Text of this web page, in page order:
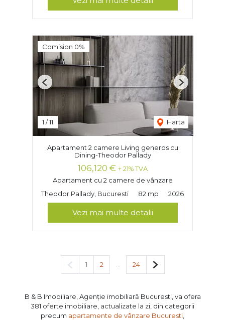
Comision 0%
1 /11 Harta
Previous Next
Apartament 2 camere Living generos cu
Dining-Theodor Pallady
106,120 € + 21% TVA
Apartament cu 2 camere de vânzare
Theodor Pallady, Bucuresti
82 mp 2026
Vezi mai multe detalii
Pagina anterioară
1 2 24 Pagina următoare
B & B Imobiliare, Agenție imobiliară Bucuresti, va ofera
381 oferte imobiliare, actualizate la zi, din categorii
precum apartamente de vânzare Bucuresti